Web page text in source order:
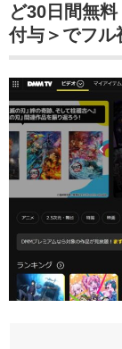
ど30日間無
付与＞でフル